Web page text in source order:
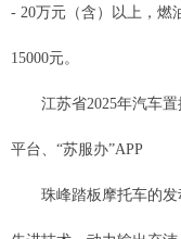
- 20万元（含）以上，燃
15000元。
江苏省2025年汽车置
平台、“苏服办”APP
珠峰踏板摩托车的发